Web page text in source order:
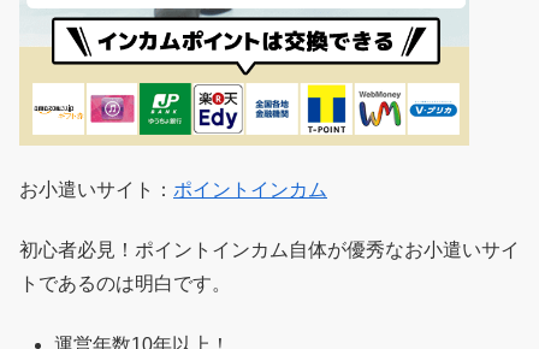
お小遣いサイト： ポイントインカム
初心者必見！ポイントインカム自体が優秀なお小遣いサイ
トであるのは明白です。
運営年数10年以上！